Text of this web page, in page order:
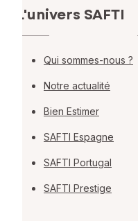
L'univers SAFTI
Qui sommes-nous ?
Notre actualité
Bien Estimer
SAFTI Espagne
SAFTI Portugal
SAFTI Prestige